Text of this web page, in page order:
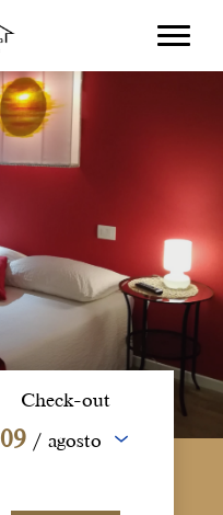
Check-out
09 / agosto